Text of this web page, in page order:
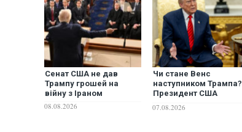
Сенат США не дав
Трампу грошей на
війну з Іраном
08.08.2026
Чи стане Венс
наступником Трампа?
Президент США
неочікуваною заявою
07.08.2026